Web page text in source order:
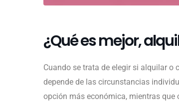
¿Qué es mejor,
Cuando se trata de elegir si alquilar o
depende de las circunstancias
opción más económica, mientras que